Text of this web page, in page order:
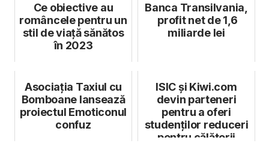
Ce obiective au
româncele pentru un
stil de viață sănătos
în 2023
Banca Transilvania,
profit net de 1,6
miliarde lei
Asociaţia Taxiul cu
Bomboane lansează
proiectul Emoticonul
confuz
ISIC și Kiwi.com
devin parteneri
pentru a oferi
studenților reduceri
pentru călătorii